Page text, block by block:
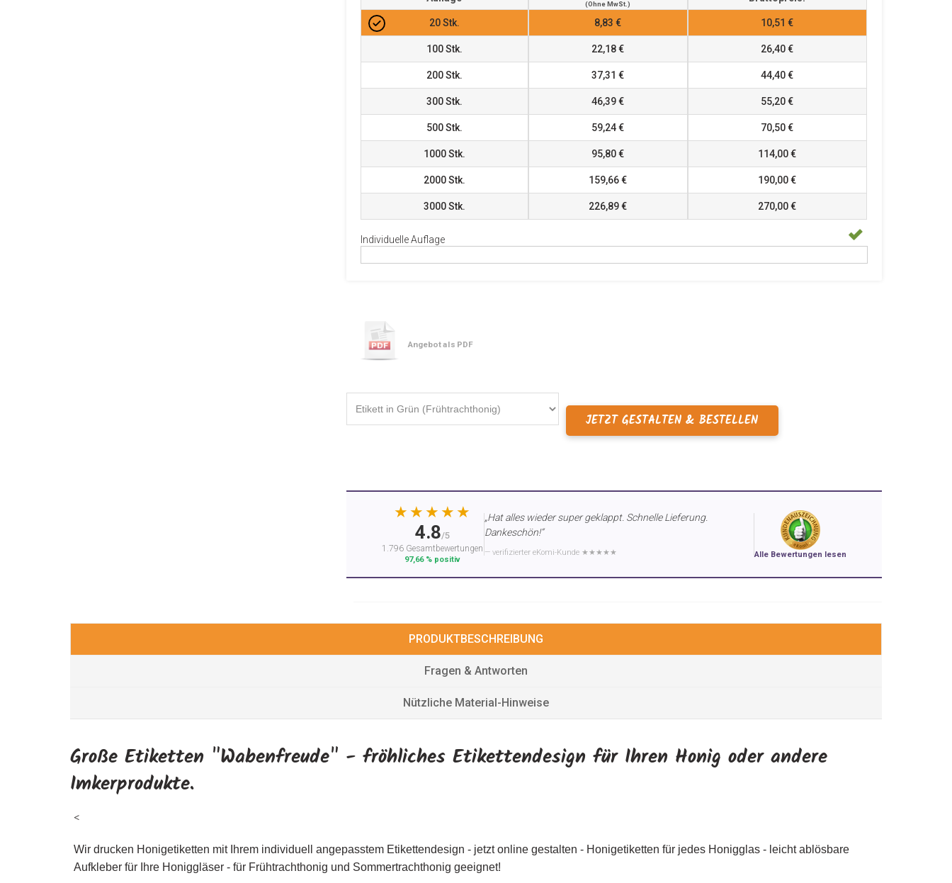
(ohne MwSt.)
20Stk. 8,83 € 10,51 €
100Stk. 22,18 € 26,40 €
200Stk. 37,31 € 44,40 €
300Stk. 46,39 € 55,20 €
500Stk. 59,24 € 70,50 €
1000Stk. 95,80 € 114,00 €
2000Stk. 159,66 € 190,00 €
3000Stk. 226,89 € 270,00 €
Individuelle Auflage
Angebot als PDF
JETZT GESTALTEN & BESTELLEN
★★★★★
4.8/5
1.796 Gesamtbewertungen
97,66 % positiv
„Hat alles wieder super geklappt. Schnelle Lieferung.
Dankeschön!“
— verifizierter eKomi-Kunde ★★★★★ Alle Bewertungen lesen
PRODUKTBESCHREIBUNG
Fragen & Antworten
Nützliche Material-Hinweise
Große Etiketten "Wabenfreude" - fröhliches Etikettendesign für Ihren Honig oder andere
Imkerprodukte.
<
Wir drucken Honigetiketten mit Ihrem individuell angepasstem Etikettendesign - jetzt online gestalten - Honigetiketten für jedes Honigglas - leicht ablösbare
Aufkleber für Ihre Honiggläser - für Frühtrachthonig und Sommertrachthonig geeignet!